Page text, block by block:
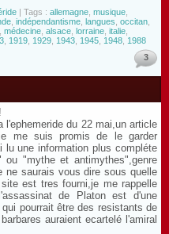
| Tags : allemagne musique
indépendantisme langues occitan
médecine alsace lorraine italie
1919 1929 1943 1945 1948 1988
3
du 22 mai,un article
me suis promis de le garder
lu une information plus compléte
ou "mythe et antimythes",genre
ne saurais vous dire sous quelle
est tres fourni,je me rappelle
de Platon est d'une
pourrait être des resistants de
auraient ecartelé l'amiral